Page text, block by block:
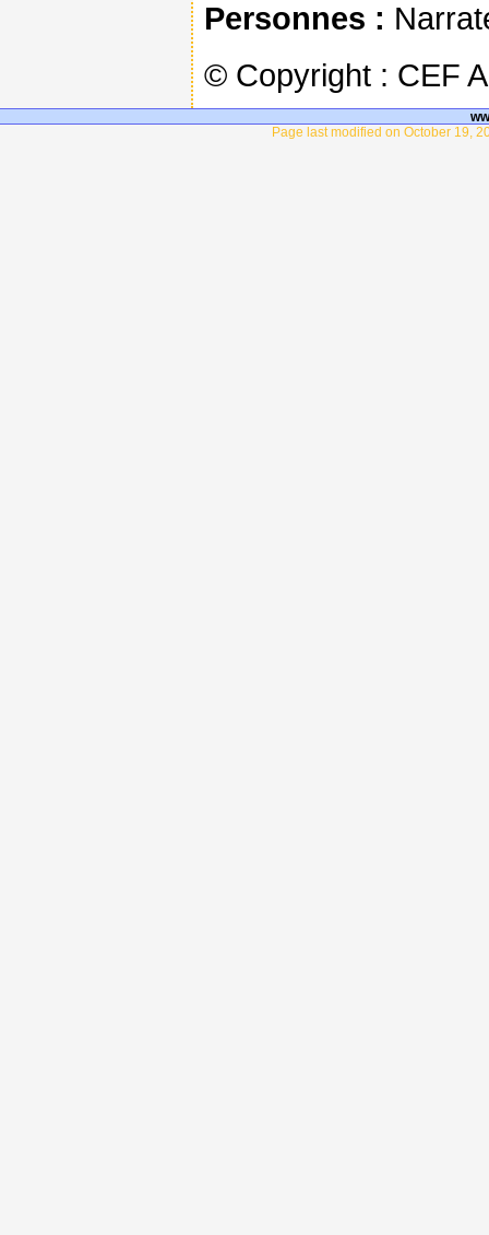
Personnes :
© Copyright : CEF
Page last modified on October 19,